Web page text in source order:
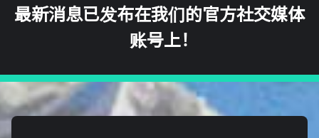
最新消息已发布在我们的官方社交媒体
账号上！